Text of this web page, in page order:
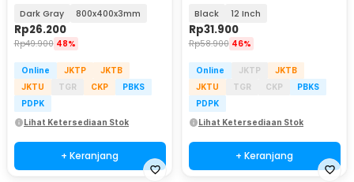
Dark Gray 800x400x3mm
Rp26.200
Rp49.900 48%
Online JKTP
JKTB
JKTU
TGR CKP
PBKS
PDPK
Lihat Ketersediaan Stok
+ Keranjang
Black 12 Inch
Rp31.900
Rp58.900 46%
Online JKTP
JKTB
JKTU
TGR CKP
PBKS
PDPK
Lihat Ketersediaan Stok
+ Keranjang